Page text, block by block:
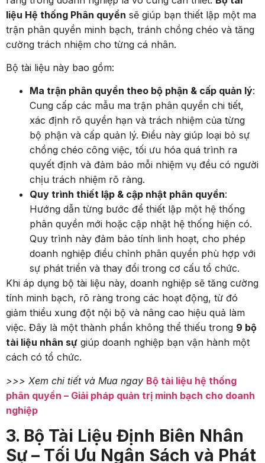
liệu Hệ thống Phân quyền sẽ giúp bạn thiết lập một ma
trận phân quyền minh bạch, tránh chồng chéo và tăng
cường trách nhiệm cho từng cá nhân.
Bộ tài liệu này bao gồm:
Ma trận phân quyền theo bộ phận & cấp quản lý:
Cung cấp các mẫu ma trận phân quyền chi tiết,
xác định rõ quyền hạn và trách nhiệm của từng
bộ phận và cấp quản lý. Điều này giúp loại bỏ sự
chồng chéo công việc, tối ưu hóa quá trình ra
quyết định và đảm bảo mỗi nhiệm vụ đều có người
chịu trách nhiệm rõ ràng.
Quy trình thiết lập & cập nhật phân quyền:
Hướng dẫn từng bước để thiết lập một hệ thống
phân quyền mới hoặc cập nhật hệ thống hiện có.
Quy trình này đảm bảo tính linh hoạt, cho phép
doanh nghiệp điều chỉnh phân quyền phù hợp với
sự phát triển và thay đổi trong cơ cấu tổ chức.
Khi áp dụng bộ tài liệu này, doanh nghiệp sẽ tăng cường
tính minh bạch, rõ ràng trong các hoạt động, từ đó
giảm thiểu xung đột nội bộ và nâng cao hiệu quả làm
việc. Đây là một thành phần không thể thiếu trong 9 bộ
tài liệu nhân sự giúp doanh nghiệp bạn vận hành một
cách có tổ chức.
>>> Xem chi tiết và Mua ngay Bộ tài liệu hệ thống
phân quyền – Giải pháp quản trị minh bạch cho doanh
nghiệp
3. Bộ Tài Liệu Định Biên Nhân
Sự – Tối Ưu Ngân Sách và Phát